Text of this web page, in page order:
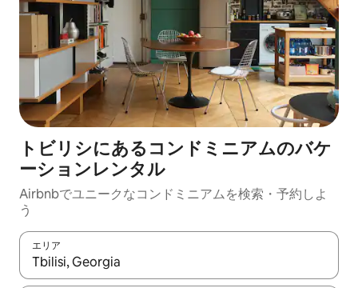
トビリシにあるコンドミニアムのバケ
ーションレンタル
Airbnbでユニークなコンドミニアムを検索・予約しよ
う
エリア
検索結果が表示されたら、上下の矢印キーを使って移動するか